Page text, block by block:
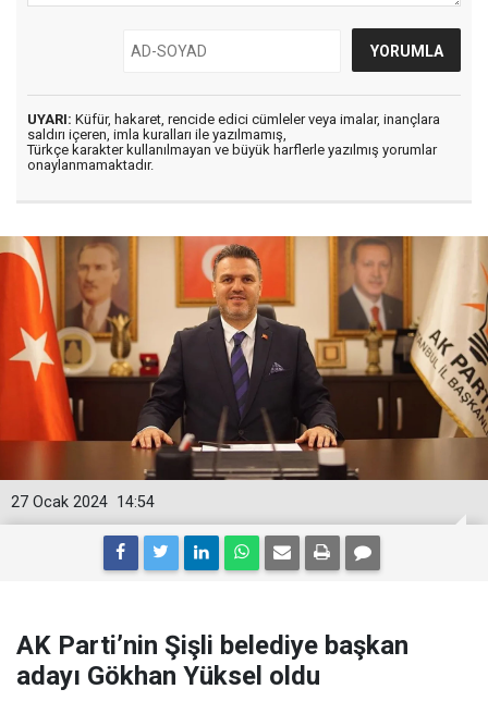
UYARI: Küfür, hakaret, rencide edici cümleler veya imalar, inançlara
saldırı içeren, imla kuralları ile yazılmamış,
Türkçe karakter kullanılmayan ve büyük harflerle yazılmış yorumlar
onaylanmamaktadır.
14:54
27 Ocak 2024
AK Parti’nin Şişli belediye başkan
adayı Gökhan Yüksel oldu